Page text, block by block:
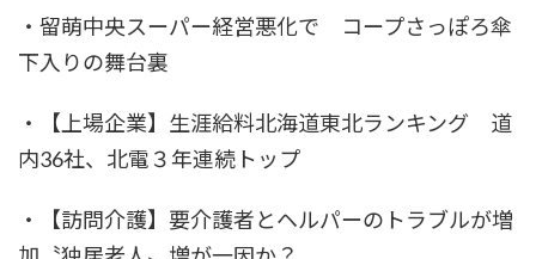
・留萌中央スーパー経営悪化で コープさっぽろ傘
下入りの舞台裏
・【上場企業】生涯給料北海道東北ランキング 道
内36社、北電３年連続トップ
・【訪問介護】要介護者とヘルパーのトラブルが増